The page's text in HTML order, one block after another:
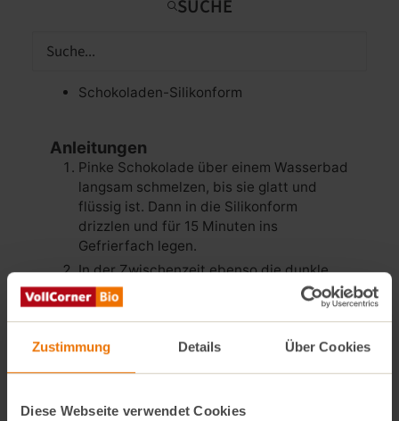
Zustimmung Details Über Cookies
Diese Webseite verwendet Cookies
Pistazienmus
30
Schokoladen-Silikonform
Anleitungen
Pinke Schokolade über einem Wasserbad
langsam schmelzen, bis sie glatt und
flüssig ist. Dann in die Silikonform
drizzlen und für 15 Minuten ins
Gefrierfach legen.
In der Zwischenzeit ebenso die dunkle
Schokolade schmelzen. Die Hälfte der
Schokolade in die eiskalte
schwenken, dass sie die inneren Ränder
fest geworden ist.